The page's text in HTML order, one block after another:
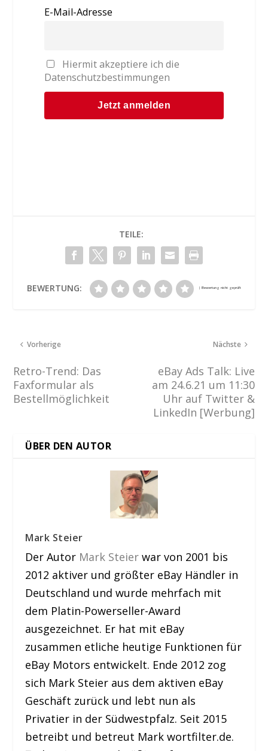
E-Mail-Adresse
Hiermit akzeptiere ich die
Datenschutzbestimmungen
TEILE:
BEWERTUNG:
Vorherige
Retro-Trend: Das
Faxformular als
Bestellmöglichkeit
Nächste
eBay Ads Talk: Live
am 24.6.21 um 11:30
Uhr auf Twitter &
LinkedIn [Werbung]
ÜBER DEN AUTOR
Mark Steier
Der Autor Mark Steier war von 2001 bis
2012 aktiver und größter eBay Händler in
Deutschland und wurde mehrfach mit
dem Platin-Powerseller-Award
ausgezeichnet. Er hat mit eBay
zusammen etliche heutige Funktionen für
eBay Motors entwickelt. Ende 2012 zog
sich Mark Steier aus dem aktiven eBay
Geschäft zurück und lebt nun als
Privatier in der Südwestpfalz. Seit 2015
betreibt und betreut Mark wortfilter.de.